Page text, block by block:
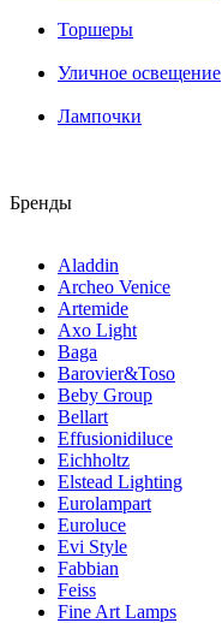
Торшеры
Уличное освещение
Лампочки
Бренды
Aladdin
Archeo Venice
Artemide
Axo Light
Baga
Barovier&Toso
Beby Group
Bellart
Effusionidiluce
Eichholtz
Elstead Lighting
Eurolampart
Euroluce
Evi Style
Fabbian
Feiss
Fine Art Lamps